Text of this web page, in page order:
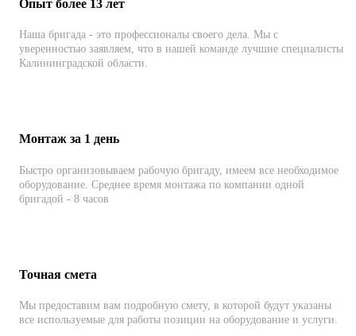
Опыт более 13 лет
Наша бригада - это профессионалы своего дела. Мы с
уверенностью заявляем, что в нашей команде лучшие специалисты
Калининградской области.
Монтаж за 1 день
Быстро организовываем рабочую бригаду, имеем все необходимое
оборудование. Среднее время монтажа по компании одной
бригадой - 8 часов
Точная смета
Мы предоставим вам подробную смету, в которой будут указаны
все используемые для работы позиции на оборудование и услуги.